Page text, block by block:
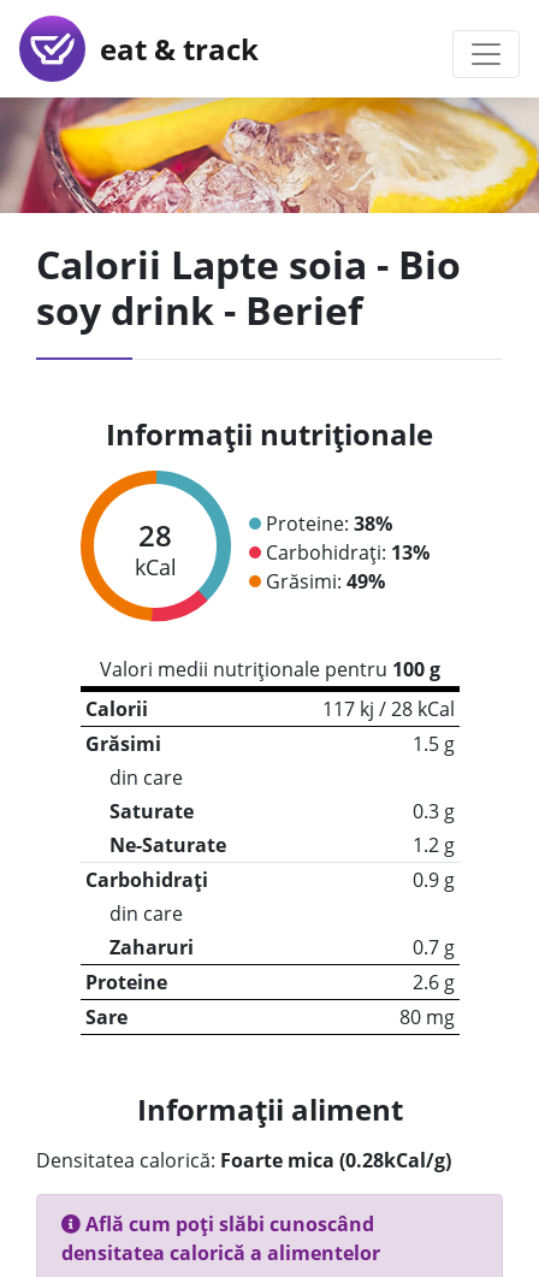
eat & track
Calorii Lapte soia - Bio
soy drink - Berief
Informații nutriționale
28
kCal
Proteine: 38%
Carbohidrați: 13%
Grăsimi: 49%
Valori medii nutriționale pentru 100 g
Calorii
117 kj / 28 kCal
Grăsimi
1.5 g
din care
Saturate
0.3 g
Ne-Saturate
1.2 g
Carbohidrați
0.9 g
din care
Zaharuri
0.7 g
Proteine
2.6 g
Sare
80 mg
Informații aliment
Densitatea calorică: Foarte mica (0.28kCal/g)
Află cum poți slăbi cunoscând
densitatea calorică a alimentelor